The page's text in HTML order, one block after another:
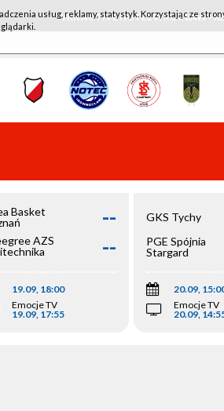
WKK ACTIVE HOTEL WROCŁAW -
Basket
--
AZS
--
19.09, 18:00
Emocje TV
19.09, 17:55
GKS Tychy
PGE Spójnia
Stargard
20.09,
Emocje TV
20.09,
usług, reklamy, statystyk. Korzystając ze